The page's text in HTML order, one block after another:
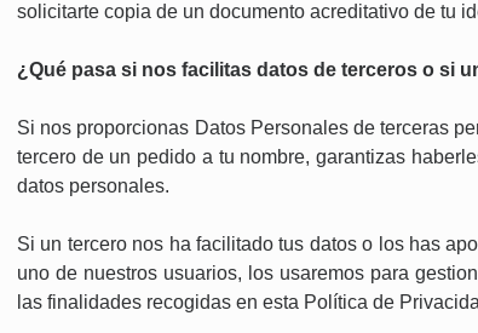
solicitarte copia de un documento acreditativo de tu
¿Qué pasa si nos facilitas datos de terceros o si
Si nos proporcionas Datos Personales de terceras
tercero de un pedido a tu nombre, garantizas
datos personales.
Si un tercero nos ha facilitado tus datos o los has
uno de nuestros usuarios, los usaremos para
las finalidades recogidas en esta Política de